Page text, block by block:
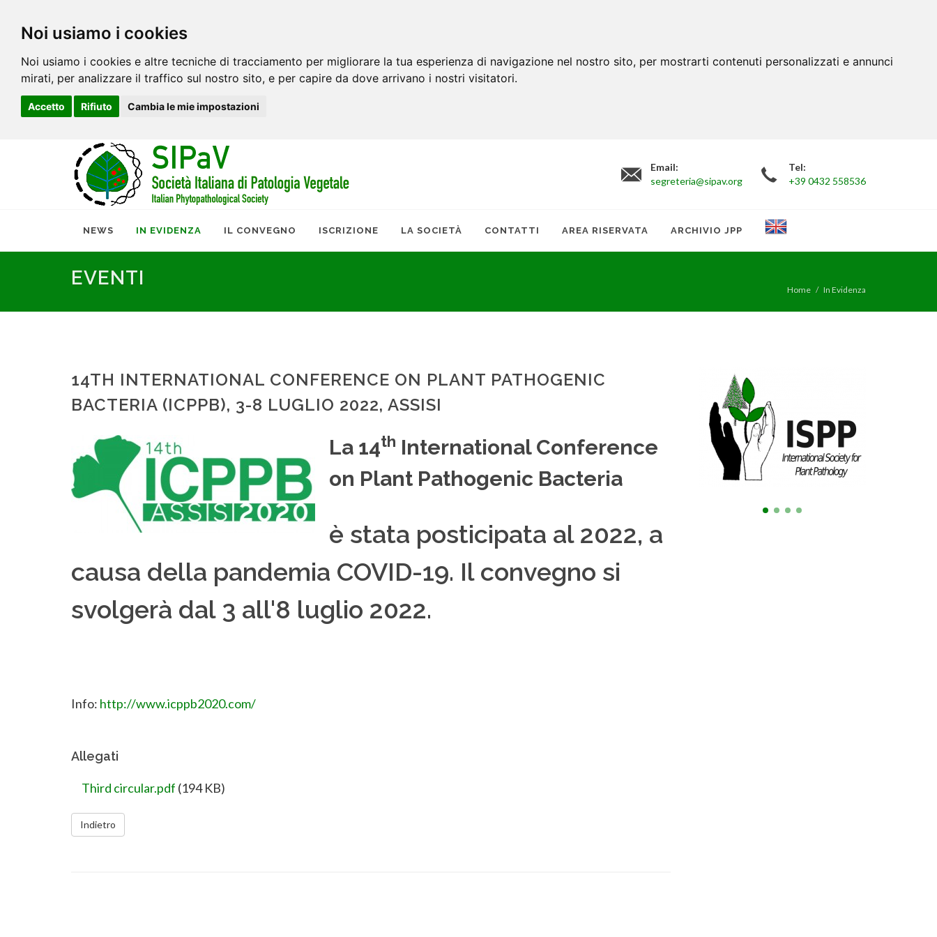
Noi usiamo i cookies
Noi usiamo i cookies e altre tecniche di tracciamento per migliorare la tua esperienza di navigazione nel nostro sito, per mostrarti contenuti personalizzati e annunci
mirati, per analizzare il traffico sul nostro sito, e per capire da dove arrivano i nostri visitatori.
Accetto Rifiuto Cambia le mie impostazioni
Email:
segreteria@sipav.org
Tel:
+39 0432 558536
NEWS IN EVIDENZA IL CONVEGNO ISCRIZIONE LA SOCIETÀ CONTATTI AREA RISERVATA ARCHIVIO JPP
EVENTI
Home In Evidenza
14TH INTERNATIONAL CONFERENCE ON PLANT PATHOGENIC
BACTERIA (ICPPB), 3-8 LUGLIO 2022, ASSISI
La 14th International Conference
on Plant Pathogenic Bacteria
è stata posticipata al 2022, a
causa della pandemia COVID-19. Il convegno si
svolgerà dal 3 all'8 luglio 2022.
Info: http://www.icppb2020.com/
Allegati
Third circular.pdf (194 KB)
Indietro